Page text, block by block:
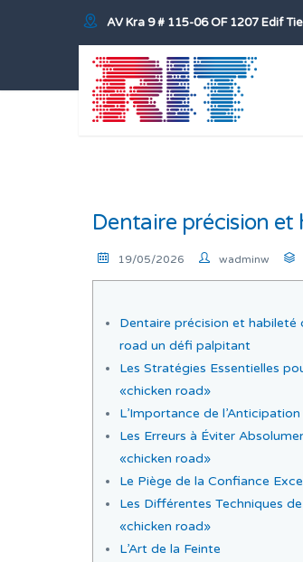
AV Kra 9 # 115-06 OF 1207 Edif
Dentaire précision
19/05/2026 wadminw
Dentaire précision et habileté
road un défi palpitant
Les Stratégies Essentielles
«chicken road»
L’Importance de l’Anticipation
Les Erreurs à Éviter
«chicken road»
Le Piège de la Confiance
Les Différentes Techniques
«chicken road»
L’Art de la Feinte